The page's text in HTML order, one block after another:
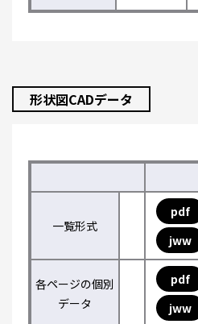
形状図CADデータ
一覧形式
pdf
jww
各ページの個別
データ
pdf
jww